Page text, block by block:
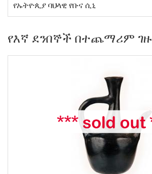
የኡትዮጲያ ባህላዊ የቡና ሲኒ
የእኛ ደንበኞች በተጨማሪም ገዙ